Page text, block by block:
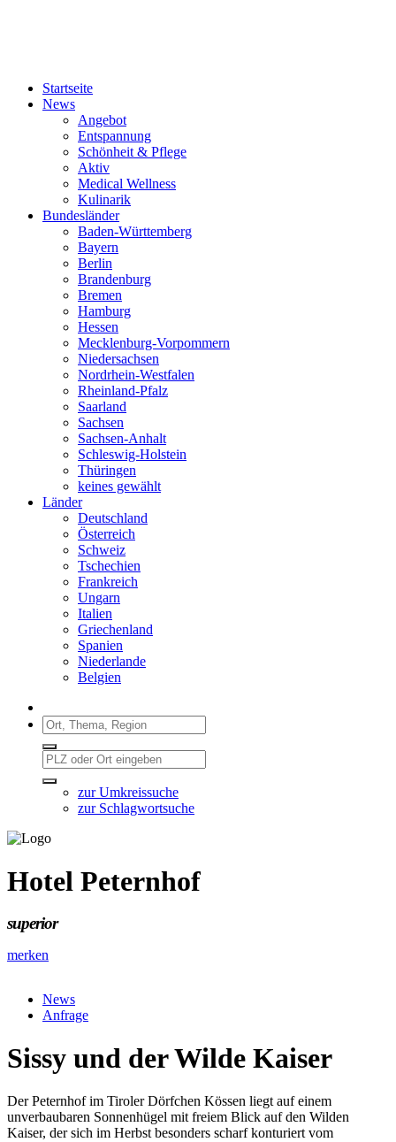
Startseite
News
Angebot
Entspannung
Schönheit & Pflege
Aktiv
Medical Wellness
Kulinarik
Bundesländer
Baden-Württemberg
Bayern
Berlin
Brandenburg
Bremen
Hamburg
Hessen
Mecklenburg-Vorpommern
Niedersachsen
Nordrhein-Westfalen
Rheinland-Pfalz
Saarland
Sachsen
Sachsen-Anhalt
Schleswig-Holstein
Thüringen
keines gewählt
Länder
Deutschland
Österreich
Schweiz
Tschechien
Frankreich
Ungarn
Italien
Griechenland
Spanien
Niederlande
Belgien
zur Umkreissuche
zur Schlagwortsuche
Hotel Peternhof
superior
merken
News
Anfrage
Sissy und der Wilde Kaiser
Der Peternhof im Tiroler Dörfchen Kössen liegt auf einem
unverbaubaren Sonnenhügel mit freiem Blick auf den Wilden
Kaiser, der sich im Herbst besonders scharf konturiert vom